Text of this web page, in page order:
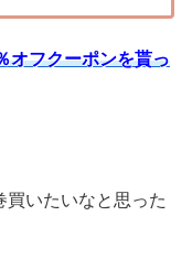
オフクーポンを貰っ
いたいなと思った